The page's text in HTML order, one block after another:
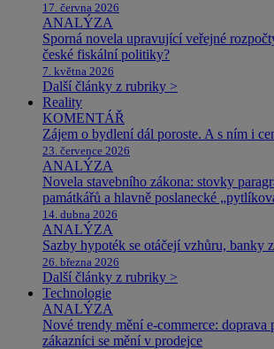
17. června 2026
ANALÝZA
Sporná novela upravující veřejné
české fiskální politiky?
7. května 2026
Další články z rubriky >
Reality
KOMENTÁŘ
Zájem o bydlení dál poroste. A s ním i
23. července 2026
ANALÝZA
Novela stavebního zákona: stovky
památkářů a hlavně poslanecké
14. dubna 2026
ANALÝZA
Sazby hypoték se otáčejí vzhůru, banky
26. března 2026
Další články z rubriky >
Technologie
ANALÝZA
Nové trendy mění e-commerce: doprava
zákazníci se mění v prodejce